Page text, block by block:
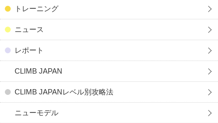
トレーニング
ニュース
レポート
CLIMB JAPAN
CLIMB JAPANレベル別攻略法
ニューモデル